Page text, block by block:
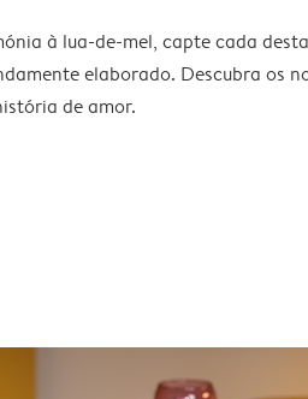
à lua-de-mel, capte cada
elaborado. Descubra os
de amor.